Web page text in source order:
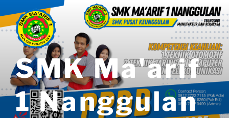
SMK Ma'arif
1 Nanggulan